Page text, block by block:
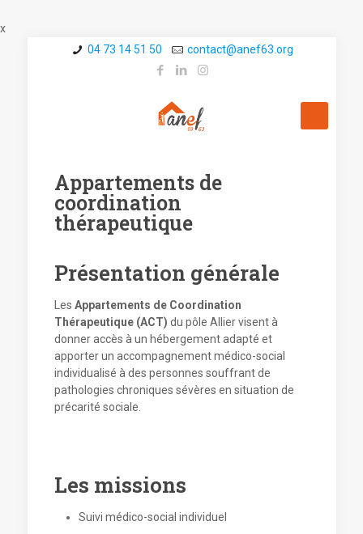
x
04 73 14 51 50
contact@a­nef63.org
Appartements de
coordination
thérapeutique
Présentation générale
Les Appartements de Coordination
Thérapeutique (ACT) du pôle Allier visent à
donner accès à un hébergement adapté et
apporter un accompagnement médico-social
individualisé à des personnes souffrant de
pathologies chroniques sévères en situation de
précarité sociale.
Les missions
Suivi médico-social individuel